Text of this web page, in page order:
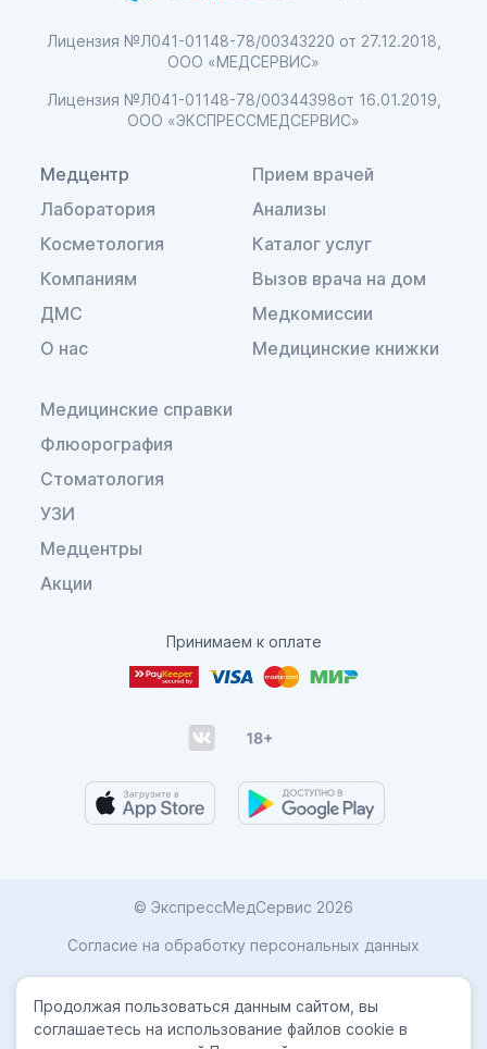
Лицензия №Л041-01148-78/00343220 от 27.12.2018,
ООО «МЕДСЕРВИС»
Лицензия №Л041-01148-78/00344398от 16.01.2019,
ООО «ЭКСПРЕССМЕДСЕРВИС»
Медцентр
Лаборатория
Косметология
Компаниям
ДМС
О нас
Прием врачей
Анализы
Каталог услуг
Вызов врача на дом
Медкомиссии
Медицинские книжки
Медицинские справки
Флюорография
Стоматология
УЗИ
Медцентры
Акции
Принимаем к оплате
© ЭкспрессМедСервис 2026
Согласие на обработку персональных данных
Карта сайта
Политика конфиденциальности
Продолжая пользоваться данным сайтом, вы
соглашаетесь на использование файлов cookie в